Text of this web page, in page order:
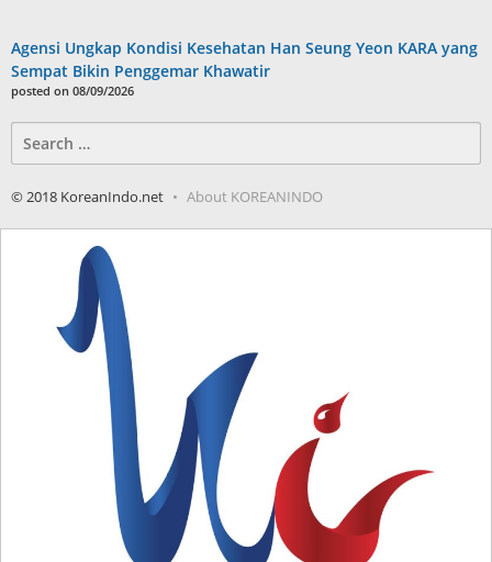
Agensi Ungkap Kondisi Kesehatan Han Seung Yeon KARA yang
Sempat Bikin Penggemar Khawatir
posted on 08/09/2026
for:
© 2018 KoreanIndo.net About KOREANINDO